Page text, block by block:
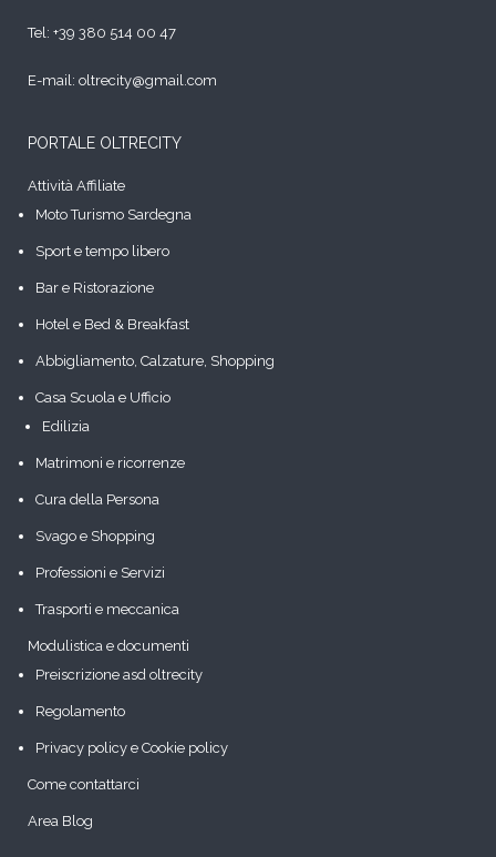
Tel: +39 380 514 00 47
E-mail: oltrecity@gmail.com
PORTALE OLTRECITY
Attività Affiliate
Moto Turismo Sardegna
Sport e tempo libero
Bar e Ristorazione
Hotel e Bed & Breakfast
Abbigliamento, Calzature, Shopping
Casa Scuola e Ufficio
Edilizia
Matrimoni e ricorrenze
Cura della Persona
Svago e Shopping
Professioni e Servizi
Trasporti e meccanica
Modulistica e documenti
Preiscrizione asd oltrecity
Regolamento
Privacy policy e Cookie policy
Come contattarci
Area Blog